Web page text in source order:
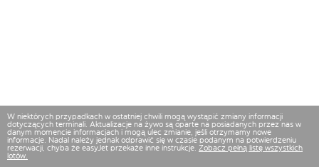
W niektórych przypadkach w ostatniej chwili mogą wystąpić zmiany informacji
dotyczących terminali. Aktualizacje na żywo są oparte na posiadanych przez nas w
danym momencie informacjach i mogą ulec zmianie, jeśli otrzymamy nowe
informacje. Nadal należy jednak odprawić się w czasie podanym na potwierdzeniu
rezerwacji, chyba że easyJet przekaże inne instrukcje. Zobacz pełną listę wszystkich
lotów.